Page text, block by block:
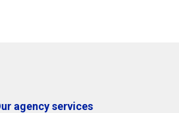
agency services